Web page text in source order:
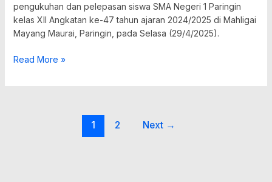
pengukuhan dan pelepasan siswa SMA Negeri 1 Paringin
kelas XII Angkatan ke-47 tahun ajaran 2024/2025 di Mahligai
Mayang Maurai, Paringin, pada Selasa (29/4/2025).
Read More »
1 2 Next →